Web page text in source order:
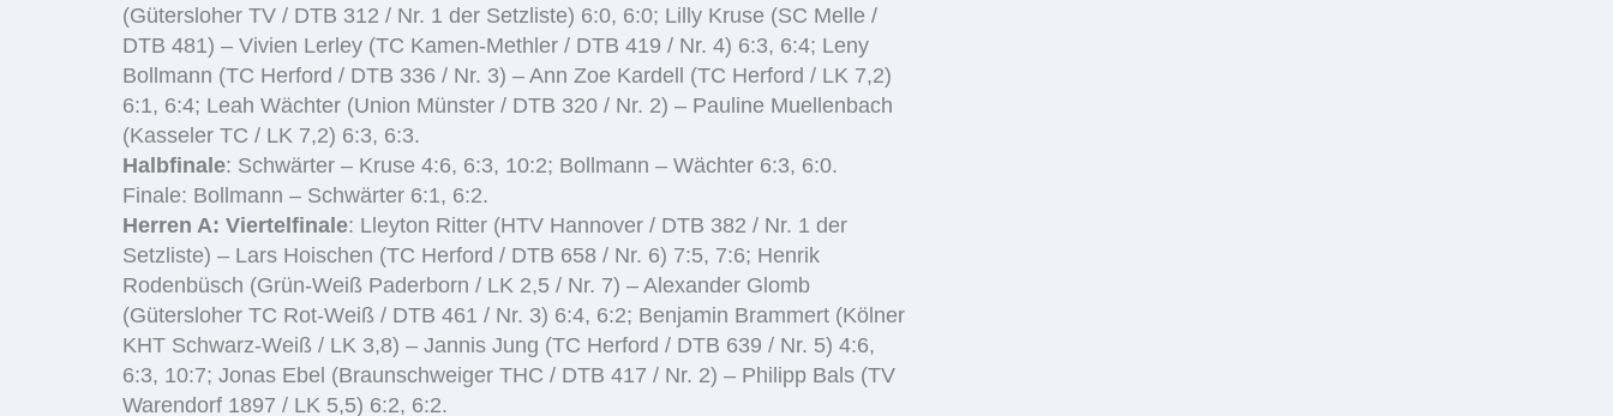
(Gütersloher TV / DTB 312 / Nr. 1 der Setzliste) 6:0, 6:0; Lilly Kruse (SC Melle /
DTB 481) – Vivien Lerley (TC Kamen-Methler / DTB 419 / Nr. 4) 6:3, 6:4; Leny
Bollmann (TC Herford / DTB 336 / Nr. 3) – Ann Zoe Kardell (TC Herford / LK 7,2)
6:1, 6:4; Leah Wächter (Union Münster / DTB 320 / Nr. 2) – Pauline Muellenbach
(Kasseler TC / LK 7,2) 6:3, 6:3.
Halbfinale: Schwärter – Kruse 4:6, 6:3, 10:2; Bollmann – Wächter 6:3, 6:0.
Finale: Bollmann – Schwärter 6:1, 6:2.
Herren A: Viertelfinale: Lleyton Ritter (HTV Hannover / DTB 382 / Nr. 1 der
Setzliste) – Lars Hoischen (TC Herford / DTB 658 / Nr. 6) 7:5, 7:6; Henrik
Rodenbüsch (Grün-Weiß Paderborn / LK 2,5 / Nr. 7) – Alexander Glomb
(Gütersloher TC Rot-Weiß / DTB 461 / Nr. 3) 6:4, 6:2; Benjamin Brammert (Kölner
KHT Schwarz-Weiß / LK 3,8) – Jannis Jung (TC Herford / DTB 639 / Nr. 5) 4:6,
6:3, 10:7; Jonas Ebel (Braunschweiger THC / DTB 417 / Nr. 2) – Philipp Bals (TV
Warendorf 1897 / LK 5,5) 6:2, 6:2.